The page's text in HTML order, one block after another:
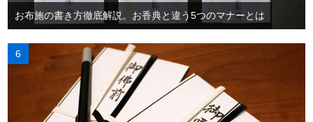
お布施の書き方徹底解説。お香典と違う5つのマナーとは